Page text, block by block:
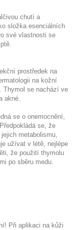
chutí a
složka esenciálních
své vlastnosti se
prostředek na
na kožní
Thymol se nachází ve
akné.
se o onemocnění,
se, že
metabolismu,
užívat v létě, nejlépe
že použití thymolu
po sběru medu.
Při aplikaci na kůži